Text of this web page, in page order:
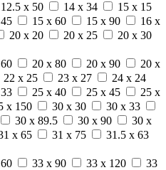
12.5 x 50 14 x 34
15 x 15
15 x 60 15 x 90
16 x
20 x 20 20 x 25
20 x 30
20 x 80 20 x 90
20 x
22 x 25 23 x 27
24 x 24
25 x 40 25 x 45
25 x
x 150 30 x 30
30 x 33
30 x 89.5 30 x 90
30 x
x 65 31 x 75
31.5 x 63
33 x 90 33 x 120
33